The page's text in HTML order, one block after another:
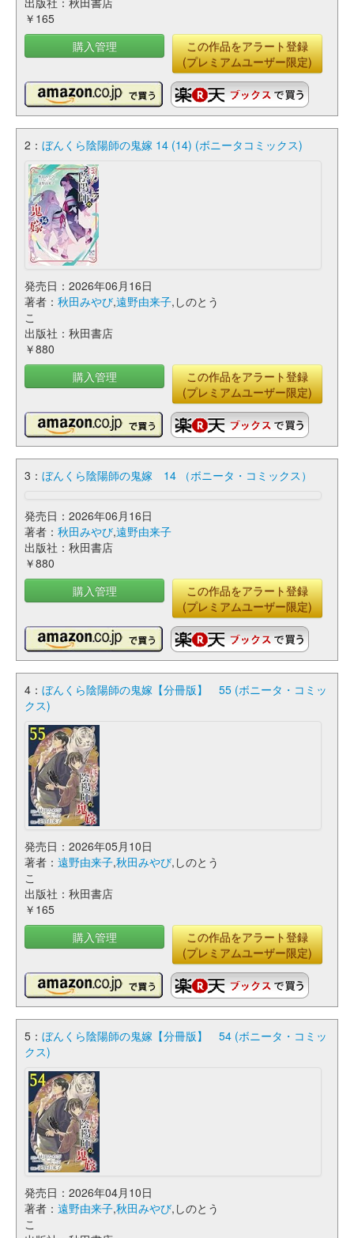
￥165
購入管理
この作品をアラート登録
(プレミアムユーザー限定)
2： ぼんくら陰陽師の鬼嫁 14 (14) (ボニータコミックス)
発売日：2026年06月16日
著者： 秋田みやび,遠野由来子,しのとう
こ
出版社：秋田書店
￥880
購入管理
この作品をアラート登録
(プレミアムユーザー限定)
3： ぼんくら陰陽師の鬼嫁 14 （ボニータ・コミックス）
発売日：2026年06月16日
著者： 秋田みやび,遠野由来子
出版社：秋田書店
￥880
購入管理
この作品をアラート登録
(プレミアムユーザー限定)
4： ぼんくら陰陽師の鬼嫁【分冊版】 55 (ボニータ・コミッ
クス)
発売日：2026年05月10日
著者： 遠野由来子,秋田みやび,しのとう
こ
出版社：秋田書店
￥165
購入管理
この作品をアラート登録
(プレミアムユーザー限定)
5： ぼんくら陰陽師の鬼嫁【分冊版】 54 (ボニータ・コミッ
クス)
発売日：2026年04月10日
著者： 遠野由来子,秋田みやび,しのとう
こ